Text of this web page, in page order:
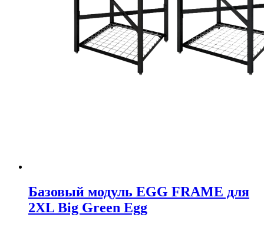
Базовый модуль EGG FRAME для
2XL Big Green Egg